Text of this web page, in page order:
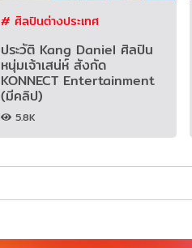
# ศิลปินต่างประเทศ
ประวัติ Kang Daniel ศิลปิน
หนุ่มเจ้าเสน่ห์ สังกัด
KONNECT Entertainment
(มีคลิป)
5.8K